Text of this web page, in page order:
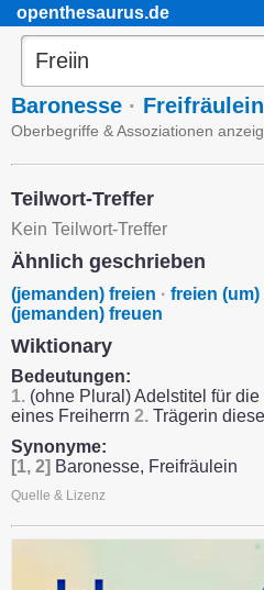
openthesaurus.de
Baronesse · Freifräulein
Oberbegriffe & Assoziationen
Teilwort-Treffer
Kein Teilwort-Treffer
Ähnlich geschrieben
(jemanden) freien · freien (um)
(jemanden) freuen
Wiktionary
Bedeutungen:
1. (ohne Plural) Adelstitel für
eines Freiherrn 2. Trägerin
Synonyme:
[1, 2] Baronesse, Freifräulein
Quelle & Lizenz